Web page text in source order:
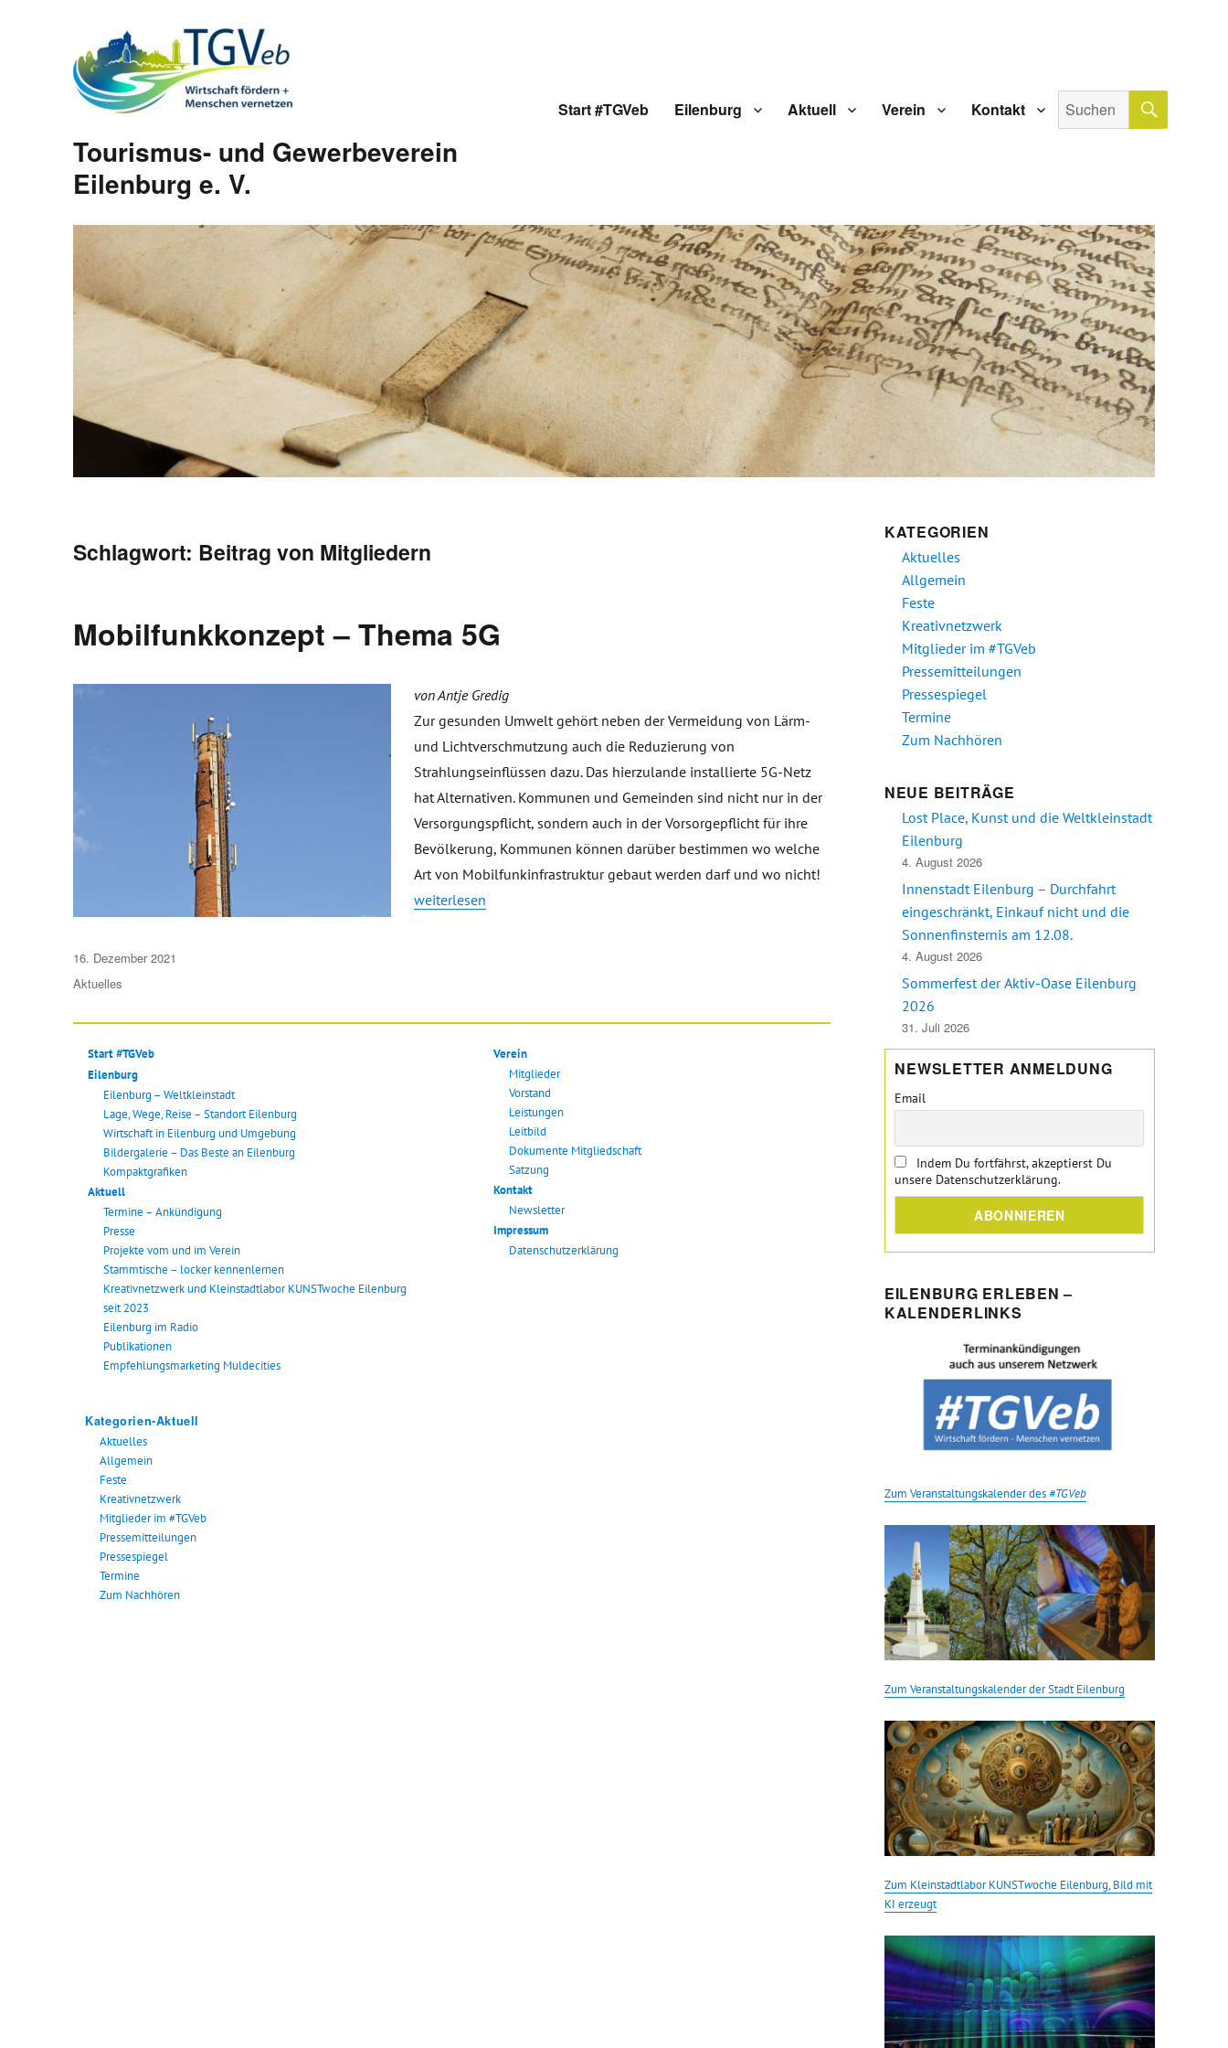
Tourismus- und Gewerbeverein
Eilenburg e. V.
Start #TGVeb Eilenburg Aktuell Verein Kontakt
Suche
nach:
Schlagwort: Beitrag von Mitgliedern
Mobilfunkkonzept – Thema 5G
von Antje Gredig
Zur gesunden Umwelt gehört neben der Vermeidung von Lärm-
und Lichtverschmutzung auch die Reduzierung von
Strahlungseinflüssen dazu. Das hierzulande installierte 5G-Netz
hat Alternativen. Kommunen und Gemeinden sind nicht nur in der
Versorgungspflicht, sondern auch in der Vorsorgepflicht für ihre
Bevölkerung, Kommunen können darüber bestimmen wo welche
Art von Mobilfunkinfrastruktur gebaut werden darf und wo nicht!
„Mobilfunkkonzept – Thema 5G“
weiterlesen
Veröffentlicht
am
16. Dezember 2021
Aktuelles
Start #TGVeb
Eilenburg
Eilenburg – Weltkleinstadt
Lage, Wege, Reise – Standort Eilenburg
Wirtschaft in Eilenburg und Umgebung
Bildergalerie – Das Beste an Eilenburg
Kompaktgrafiken
Aktuell
Termine – Ankündigung
Presse
Projekte vom und im Verein
Stammtische – locker kennenlernen
Kreativnetzwerk und Kleinstadtlabor KUNSTwoche Eilenburg
seit 2023
Eilenburg im Radio
Publikationen
Empfehlungsmarketing Muldecities
Kategorien-Aktuell
Aktuelles
Allgemein
Feste
Kreativnetzwerk
Mitglieder im #TGVeb
Pressemitteilungen
Pressespiegel
Termine
Zum Nachhören
Verein
Mitglieder
Vorstand
Leistungen
Leitbild
Dokumente Mitgliedschaft
Satzung
Kontakt
Newsletter
Impressum
Datenschutzerklärung
KATEGORIEN
Aktuelles
Allgemein
Feste
Kreativnetzwerk
Mitglieder im #TGVeb
Pressemitteilungen
Pressespiegel
Termine
Zum Nachhören
NEUE BEITRÄGE
Lost Place, Kunst und die Weltkleinstadt
Eilenburg
4. August 2026
Innenstadt Eilenburg – Durchfahrt
eingeschränkt, Einkauf nicht und die
Sonnenfinsternis am 12.08.
4. August 2026
Sommerfest der Aktiv-Oase Eilenburg
2026
31. Juli 2026
NEWSLETTER ANMELDUNG
Email
Indem Du fortfährst, akzeptierst Du
unsere Datenschutzerklärung.
EILENBURG ERLEBEN –
KALENDERLINKS
Zum Veranstaltungskalender des #TGVeb
Zum Veranstaltungskalender der Stadt Eilenburg
Zum Kleinstadtlabor KUNSTwoche Eilenburg, Bild mit
KI erzeugt